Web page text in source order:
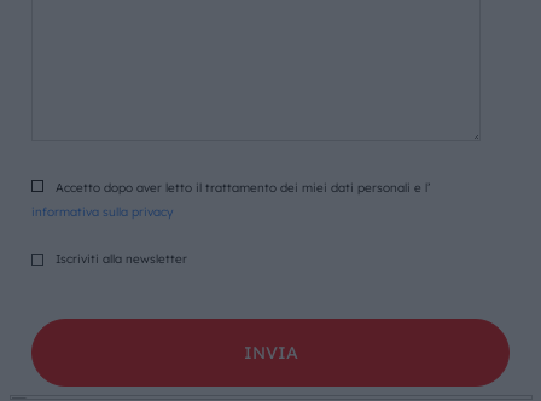
Accetto dopo aver letto il trattamento dei miei dati personali e l’
informativa sulla privacy
Iscriviti alla newsletter